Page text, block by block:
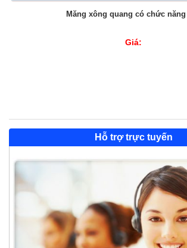
Măng xông quang có chức
Giá:
Hỗ trợ trực tuyến